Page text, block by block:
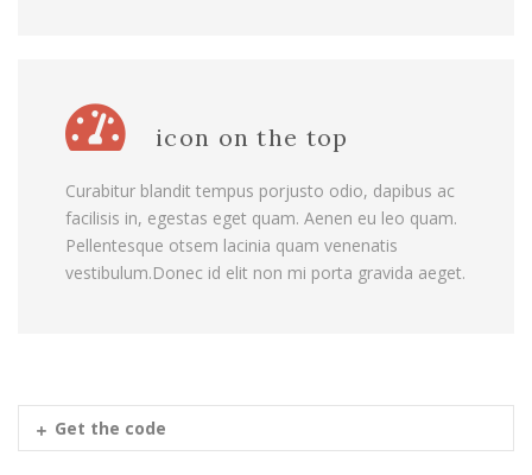
icon on the top
Curabitur blandit tempus porjusto odio, dapibus ac
facilisis in, egestas eget quam. Aenen eu leo quam.
Pellentesque otsem lacinia quam venenatis
vestibulum.Donec id elit non mi porta gravida aeget.
Get the code